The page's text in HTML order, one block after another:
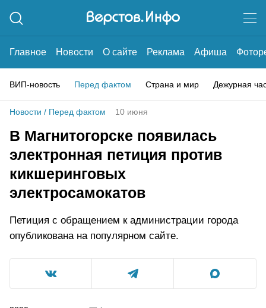
Главное Новости О сайте Реклама Афиша
ВИП-новость Перед фактом Страна и мир Дежурная
Новости / Перед фактом 10 июня
В Магнитогорске появилась
электронная петиция против
кикшеринговых
электросамокатов
Петиция с обращением к администрации города
опубликована на популярном сайте.